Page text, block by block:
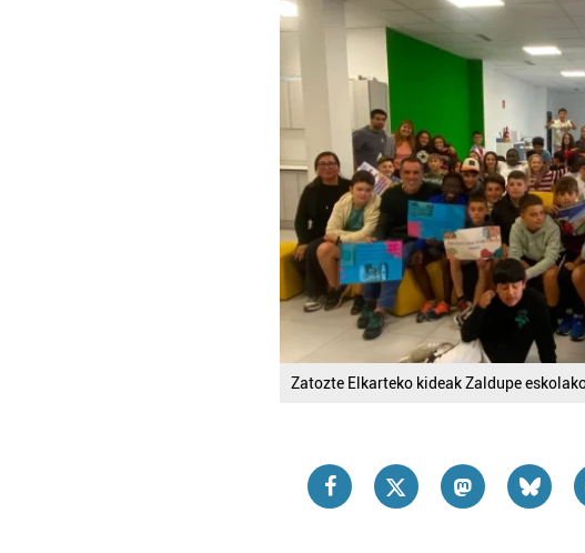
Zatozte Elkarteko kideak Zaldupe